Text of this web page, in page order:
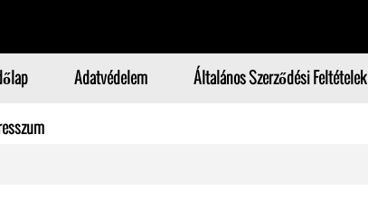
Adatvédelem Általános Szerződési Feltételek